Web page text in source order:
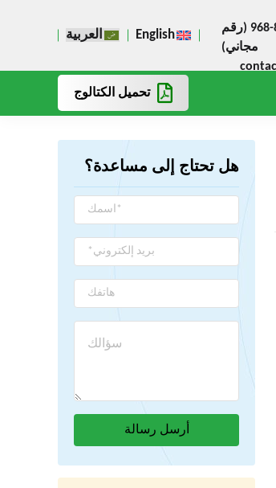
العربية English
+968-80004321 (رقم
مجاني)
تحميل الكتالوج
هل تحتاج إلى مساعدة؟